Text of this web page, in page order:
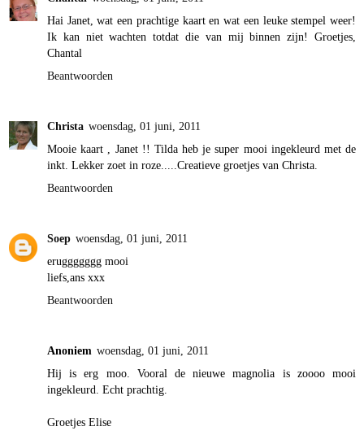
Hai Janet, wat een prachtige kaart en wat een leuke stempel weer!
Ik kan niet wachten totdat die van mij binnen zijn! Groetjes,
Chantal
Beantwoorden
Christa woensdag, 01 juni, 2011
Mooie kaart , Janet !! Tilda heb je super mooi ingekleurd met de
inkt. Lekker zoet in roze.....Creatieve groetjes van Christa.
Beantwoorden
Soep woensdag, 01 juni, 2011
eruggggggg mooi
liefs,ans xxx
Beantwoorden
Anoniem woensdag, 01 juni, 2011
Hij is erg moo. Vooral de nieuwe magnolia is zoooo mooi
ingekleurd. Echt prachtig.
Groetjes Elise